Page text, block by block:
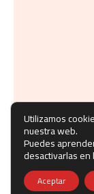
Política de
Utilizamos
nuestra web.
Puedes
desactivarlas en
Aceptar